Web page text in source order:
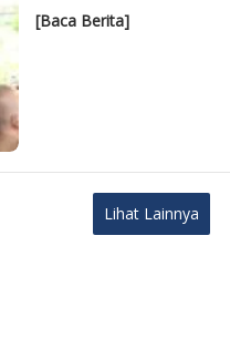
[Baca Berita]
Lihat Lainnya